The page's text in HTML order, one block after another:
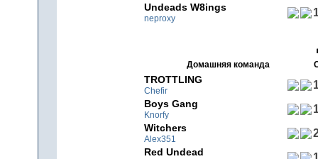
Undeads W8ings
neproxy
Домашняя команда
TROTTLING
Chefir
Boys Gang
Knorfy
Witchers
Alex351
Red Undead